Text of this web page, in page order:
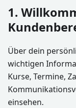
1.
Über dein
wichtigen
Kurse, Termine,
einsehen.